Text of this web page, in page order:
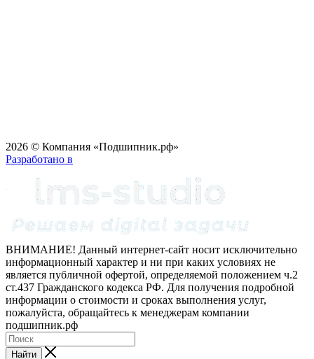
2026 © Компания «Подшипник.рф»
Разработано в
ВНИМАНИЕ! Данный интернет-сайт носит исключительно
информационный характер и ни при каких условиях не
является публичной офертой, определяемой положением ч.2
ст.437 Гражданского кодекса РФ. Для получения подробной
информации о стоимости и сроках выполнения услуг,
пожалуйста, обращайтесь к менеджерам компании
подшипник.рф
Найти